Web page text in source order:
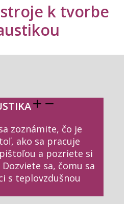
k tvorbe
zoznámite, čo je
ako sa pracuje
a pozriete si
sa, čomu sa
s teplovzdušnou